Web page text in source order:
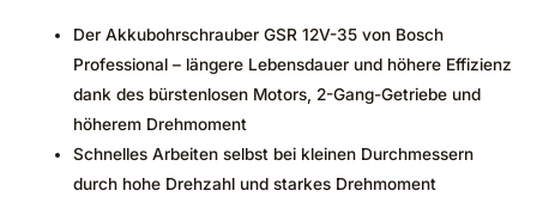
Der Akkubohrschrauber GSR 12V-35 von Bosch
Professional – längere Lebensdauer und höhere Effizienz
dank des bürstenlosen Motors, 2-Gang-Getriebe und
höherem Drehmoment
Schnelles Arbeiten selbst bei kleinen Durchmessern
durch hohe Drehzahl und starkes Drehmoment